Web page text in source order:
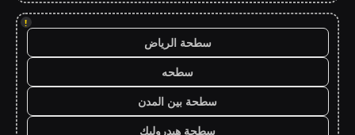
!
سطحة الرياض
سطحه
سطحة بين المدن
سطحة هيدروليك